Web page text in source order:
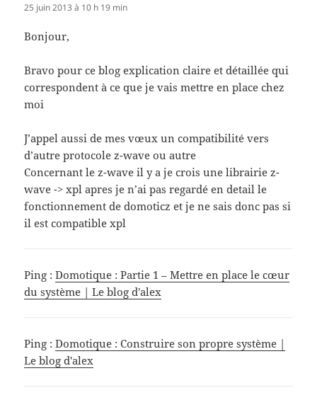
25 juin 2013 à 10 h 19 min
Bonjour,
Bravo pour ce blog explication claire et détaillée qui
correspondent à ce que je vais mettre en place chez
moi
J’appel aussi de mes vœux un compatibilité vers
d’autre protocole z-wave ou autre
Concernant le z-wave il y a je crois une librairie z-
wave -> xpl apres je n’ai pas regardé en detail le
fonctionnement de domoticz et je ne sais donc pas si
il est compatible xpl
Ping :Domotique : Partie 1 – Mettre en place le cœur
du système | Le blog d'alex
Ping :Domotique : Construire son propre système |
Le blog d'alex